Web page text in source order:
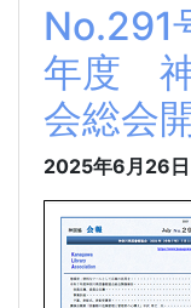
No.291
年度 神
会総会
2025年6月26日